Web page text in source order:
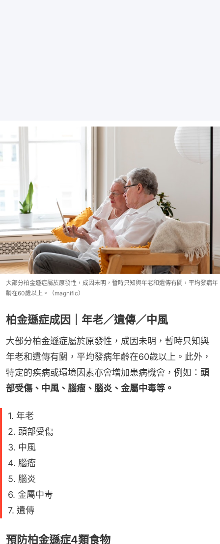
大部分柏金遜症屬於原發性，成因未明，暫時只知與年老和遺傳有關，平均發病年
齡在60歲以上。（magnific）
柏金遜症成因｜年老／遺傳／中風
大部分柏金遜症屬於原發性，成因未明，暫時只知與
年老和遺傳有關，平均發病年齡在60歲以上。此外，
特定的疾病或環境因素亦會增加患病機會，例如： 頭
部受傷、中風、腦瘤、腦炎、金屬中毒等。
1. 年老
2. 頭部受傷
3. 中風
4. 腦瘤
5. 腦炎
6. 金屬中毒
7. 遺傳
預防柏金遜症4類食物